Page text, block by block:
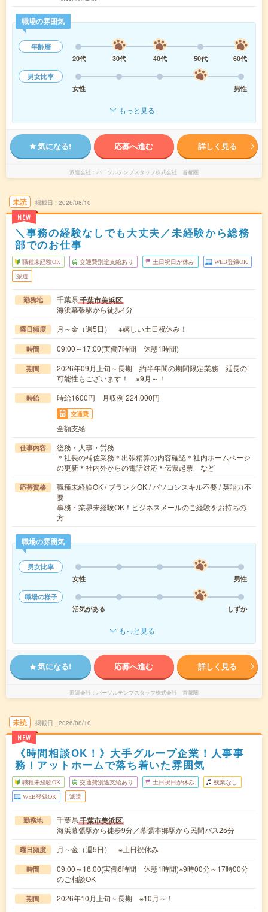
職場の雰囲気
年齢層
20代
30代 40代 50代
60代
男女比率
女性
男性
もっと見る
気になる! 応募へ進む 詳しく見る
派遣会社 パーソルテンプスタッフ株式会社 首都圏
未読
NEW
掲載日 2026/08/10
＼事務の経験なしでも大丈夫／未経験から総務
部でのお仕事
職種未経験OK 交通費別途支給あり 土日祝日が休み WEB登録OK
派遣
勤務地 千葉県千葉市美浜区
海浜幕張駅から徒歩4分
曜日頻度 月～金（週5日） ※嬉しい土日祝休み！
時間 09:00～17:00(実働7時間 休憩1時間)
期間
2026年09月上旬～長期 約半年間の期間限定業務 延長の
可能性もございます！ ※9月～！
時給 時給1600円 月収例 224,000円
交通費
全額支給
仕事内容
総務・人事・労務
＊社長の補佐業務＊出張精算の内容確認＊社内ホームページ
の更新＊社内外からの電話対応＊伝票起票 など
応募資格
職種未経験OK / ブランクOK / パソコンスキル不要 / 英語力不
要
事務・業界未経験OK！ビジネスメールのご経験をお持ちの
方
職場の雰囲気
男女比率
女性
男性
職場の様子
活気がある
しずか
もっと見る
気になる! 応募へ進む 詳しく見る
派遣会社 パーソルテンプスタッフ株式会社 首都圏
未読
NEW
掲載日 2026/08/10
《時間相談OK！》大手グループ企業！人事事
務！アットホームで落ち着いた雰囲気
職種未経験OK 交通費別途支給あり 土日祝日が休み 残業なし
WEB登録OK 派遣
勤務地 千葉県千葉市美浜区
海浜幕張駅から徒歩9分／幕張本郷駅から民間バス25分
曜日頻度 月～金（週5日） ※土日祝休み
時間
09:00～16:00(実働6時間 休憩1時間)※9時00分～17時00分
のご相談OK
期間 2026年10月上旬～長期 ※10月～！